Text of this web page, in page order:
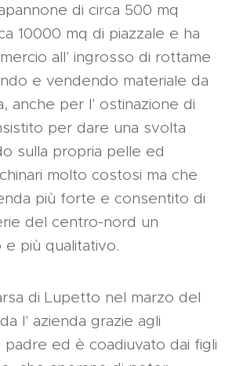
di circa 500 mq
10000 mq di piazzale e ha
all' ingrosso di rottame
e vendendo materiale da
anche per l' ostinazione di
per dare una svolta
sulla propria pelle ed
molto costosi ma che
più forte e consentito di
del centro-nord un
più qualitativo.
di Lupetto nel marzo del
l' azienda grazie agli
ed è coadiuvato dai figli